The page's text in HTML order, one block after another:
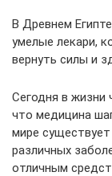
В Древнем
умелые лекари,
вернуть силы и
Сегодня в жизни
что медицина
мире
различных
отличным